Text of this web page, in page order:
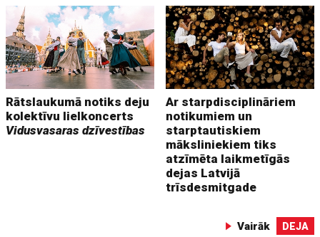
Rātslaukumā notiks deju
kolektīvu lielkoncerts
Vidusvasaras dzīvestības
Ar starpdisciplināriem
notikumiem un
starptautiskiem
māksliniekiem tiks
atzīmēta laikmetīgās
dejas Latvijā
trīsdesmitgade
Vairāk DEJA